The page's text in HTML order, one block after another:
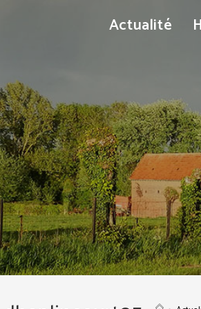
Actualité